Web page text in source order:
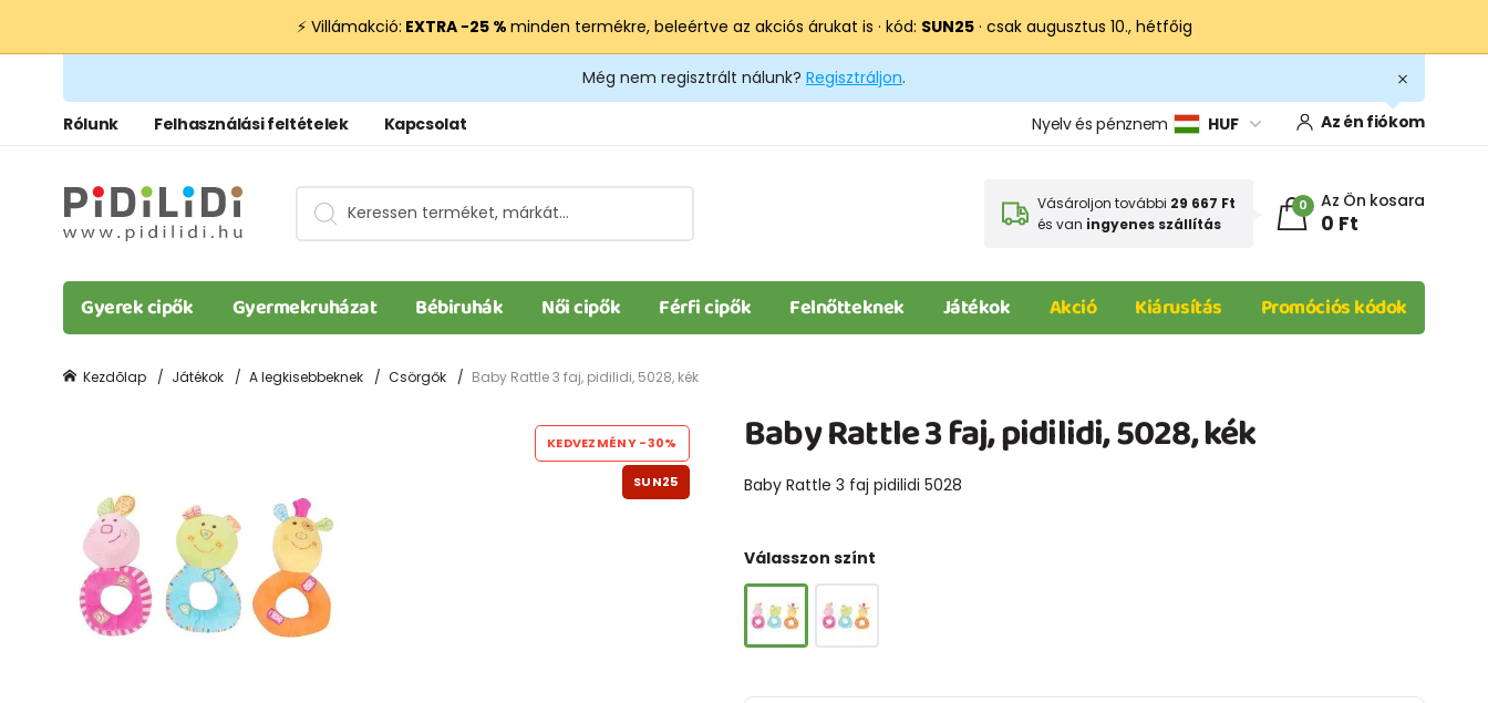
⚡ Villámakció: EXTRA −25 % minden termékre, beleértve az akciós árukat is · kód: SUN25· csak augusztus 10., hétfőig
Még nem regisztrált nálunk? Regisztráljon.
Rólunk Felhasználási feltételek Kapcsolat Nyelv és pénznem HUF Az én fiókom
Vásároljon további 29 667 Ft
és van ingyenes szállítás
0 Az Ön kosara
0 Ft
Gyerek cipők Gyermekruházat Bébiruhák Női cipők Férfi cipők Felnőtteknek Játékok Akció Kiárusítás Promóciós kódok
Kezdõlap Játékok A legkisebbeknek Csörgők Baby Rattle 3 faj, pidilidi, 5028, kék
Baby Rattle 3 faj, pidilidi, 5028, kék
Baby Rattle 3 faj pidilidi 5028
Válasszon színt
KEDVEZMÉNY-30%
SUN25